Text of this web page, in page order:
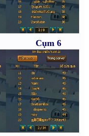
Cụm 6